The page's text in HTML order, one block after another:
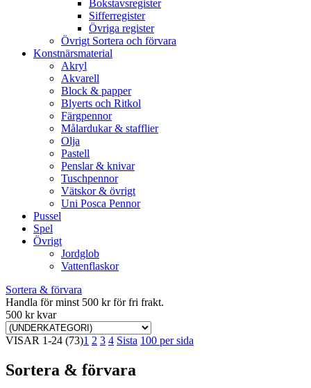
Bokstavsregister
Sifferregister
Övriga register
Övrigt Sortera och förvara
Konstnärsmaterial
Akryl
Akvarell
Block & papper
Blyerts och Ritkol
Färgpennor
Målardukar & stafflier
Olja
Pastell
Penslar & knivar
Tuschpennor
Vätskor & övrigt
Uni Posca Pennor
Pussel
Spel
Övrigt
Jordglob
Vattenflaskor
Sortera & förvara
Handla för minst 500 kr för fri frakt.
500 kr kvar
VISAR 1-24 (73)1 2 3 4 Sista 100 per sida
Sortera & förvara